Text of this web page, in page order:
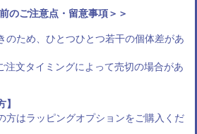
のご注意点・留意事項＞＞
ため、ひとつひとつ若干の個体差があ
文タイミングによって売切の場合があ
】
方はラッピングオプションをご購入くだ